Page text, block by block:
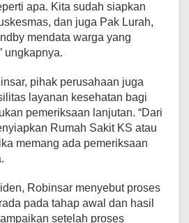
s
i
U
d
a
A
m
a
n
apa. Kita sudah siapkan
dan juga Pak Lurah,
mendata warga yang
ungkapnya.
pihak perusahaan juga
layanan kesehatan bagi
pemeriksaan lanjutan. “Dari
Rumah Sakit KS atau
memang ada pemeriksaan
Robinsar menyebut proses
pada tahap awal dan hasil
setelah proses